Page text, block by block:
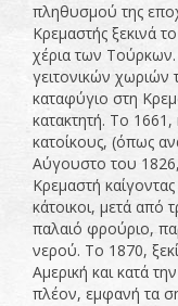
πληθυσμού της
Κρεμαστής ξεκινά
χέρια των
γειτονικών
καταφύγιο στη
κατακτητή. Το
κατοίκους, (όπως
Αύγουστο του 1826,
Κρεμαστή
κάτοικοι, μετά από
παλαιό φρούριο,
νερού. Το 1870,
Αμερική και κατά
πλέον, εμφανή τα